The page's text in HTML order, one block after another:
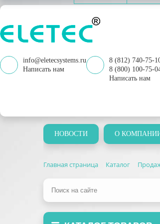
info@eletecsystems.ru
Написать нам
8 (812) 740-75-
8 (800) 100-75-
Написать нам
НОВОСТИ О
Главная страница Каталог